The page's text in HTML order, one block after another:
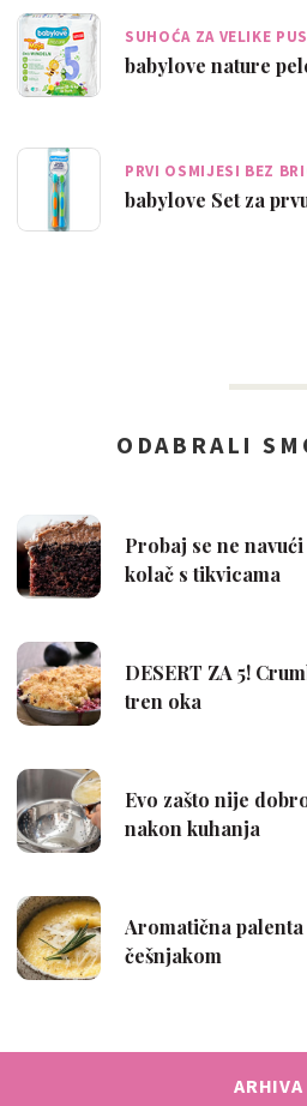
SUHOĆA ZA VELIKE
babylove nature
PRVI OSMIJESI BEZ
babylove Set za
ARHIVA